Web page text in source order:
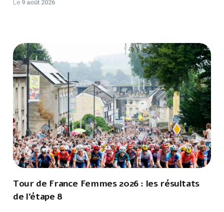
Le 9 août 2026
Tour de France Femmes 2026 : les résultats
de l’étape 8